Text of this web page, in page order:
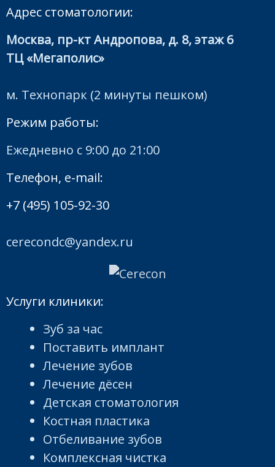
Адрес стоматологии:
Москва, пр-кт Андропова, д. 8, этаж 6
ТЦ «Мегаполис»
м. Технопарк (2 минуты пешком)
Режим работы:
Ежедневно с 9:00 до 21:00
Телефон, e-mail:
+7 (495) 105-92-30
cerecondc@yandex.ru
Услуги клиники:
Зуб за час
Поставить имплант
Лечение зубов
Лечение дёсен
Детская стоматология
Костная пластика
Отбеливание зубов
Комплексная чистка